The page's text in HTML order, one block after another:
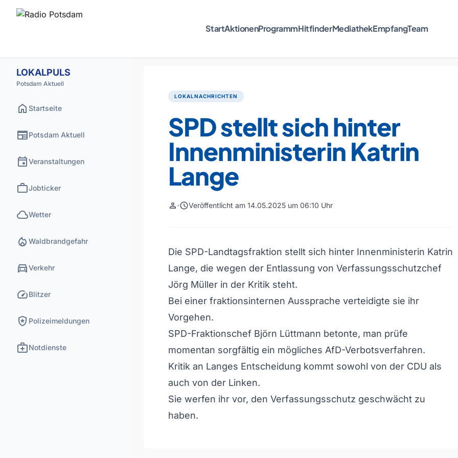
StartAktionenProgrammHitfinderMediathekEmpfangTeam
LOKALPULS
Potsdam Aktuell
home Startseite
newspaperPotsdam Aktuell
eventVeranstaltungen
workJobticker
cloudWetter
local_fire_department Waldbrandgefahr
directions_carVerkehr
speedBlitzer
local_police Polizeimeldungen
medical_servicesNotdienste
LOKALNACHRICHTEN
SPD stellt sich hinter
Innenministerin Katrin
Lange
person scheduleVeröffentlicht am 14.05.2025 um 06:10 Uhr
Die SPD-Landtagsfraktion stellt sich hinter Innenministerin Katrin
Lange, die wegen der Entlassung von Verfassungsschutzchef
Jörg Müller in der Kritik steht.
Bei einer fraktionsinternen Aussprache verteidigte sie ihr
Vorgehen.
SPD-Fraktionschef Björn Lüttmann betonte, man prüfe
momentan sorgfältig ein mögliches AfD-Verbotsverfahren.
Kritik an Langes Entscheidung kommt sowohl von der CDU als
auch von der Linken.
Sie werfen ihr vor, den Verfassungsschutz geschwächt zu
haben.